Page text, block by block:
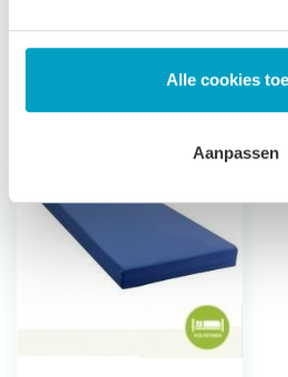
Alle cookies
Aanpassen
naar onzealgemene voorwaarden.
Prijs is inclusief wettelijke
Gerelateerde